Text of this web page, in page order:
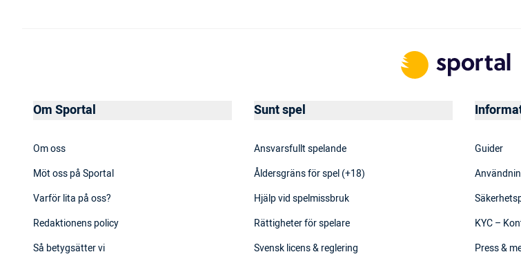
Om Sportal
Om oss
Möt oss på Sportal
Varför lita på oss?
Redaktionens policy
Så betygsätter vi
Sunt spel
Ansvarsfullt spelande
Åldersgräns för spel (+18)
Hjälp vid spelmissbruk
Rättigheter för spelare
Svensk licens & reglering
Guider
KYC –
Press &